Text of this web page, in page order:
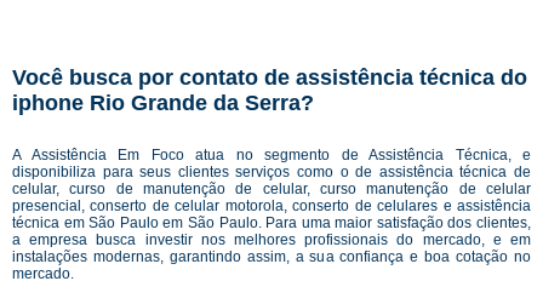
Você busca por contato de assistência técnica do
iphone Rio Grande da Serra?
A Assistência Em Foco atua no segmento de Assistência Técnica, e
disponibiliza para seus clientes serviços como o de assistência técnica de
celular, curso de manutenção de celular, curso manutenção de celular
presencial, conserto de celular motorola, conserto de celulares e assistência
técnica em São Paulo em São Paulo. Para uma maior satisfação dos clientes,
a empresa busca investir nos melhores profissionais do mercado, e em
instalações modernas, garantindo assim, a sua confiança e boa cotação no
mercado.